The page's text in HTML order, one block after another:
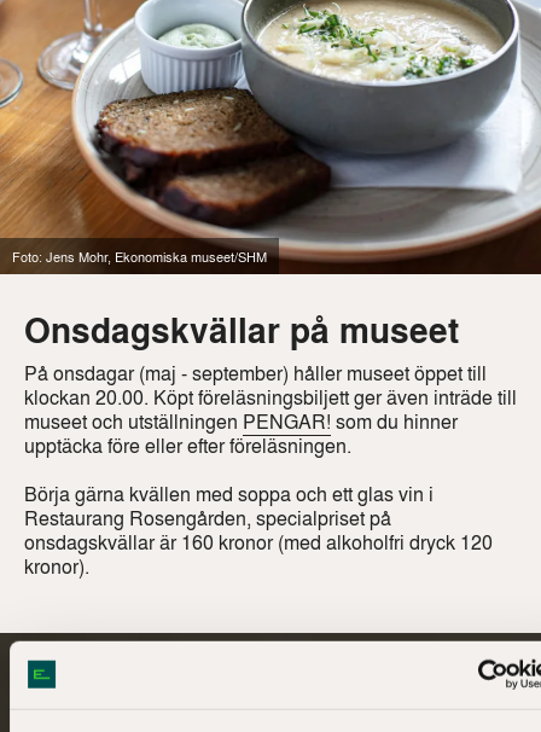
Onsdagskvällar på museet
På onsdagar (maj - september) håller museet öppet till
klockan 20.00. Köpt föreläsningsbiljett ger även inträde till
museet och utställningen PENGAR! som du hinner
upptäcka före eller efter föreläsningen.
Börja gärna kvällen med soppa och ett glas vin i
Restaurang Rosengården, specialpriset på
onsdagskvällar är 160 kronor (med alkoholfri dryck 120
kronor).
Foto: Jens Mohr, Ekonomiska museet/SHM